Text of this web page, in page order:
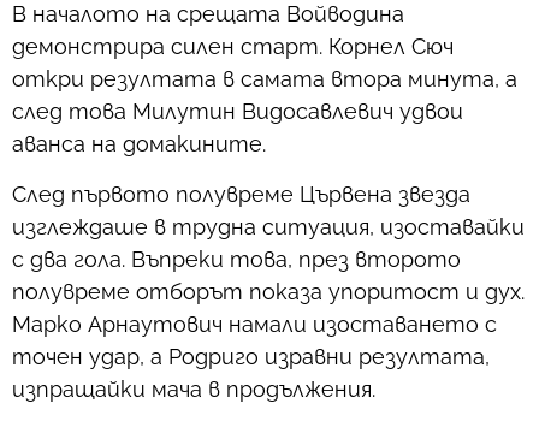
В началото на срещата Войводина
демонстрира силен старт. Корнел Сюч
откри резултата в самата втора минута, а
след това Милутин Видосавлевич удвои
аванса на домакините.
След първото полувреме Цървена звезда
изглеждаше в трудна ситуация, изоставайки
с два гола. Въпреки това, през второто
полувреме отборът показа упоритост и дух.
Марко Арнаутович намали изоставането с
точен удар, а Родриго изравни резултата,
изпращайки мача в продължения.